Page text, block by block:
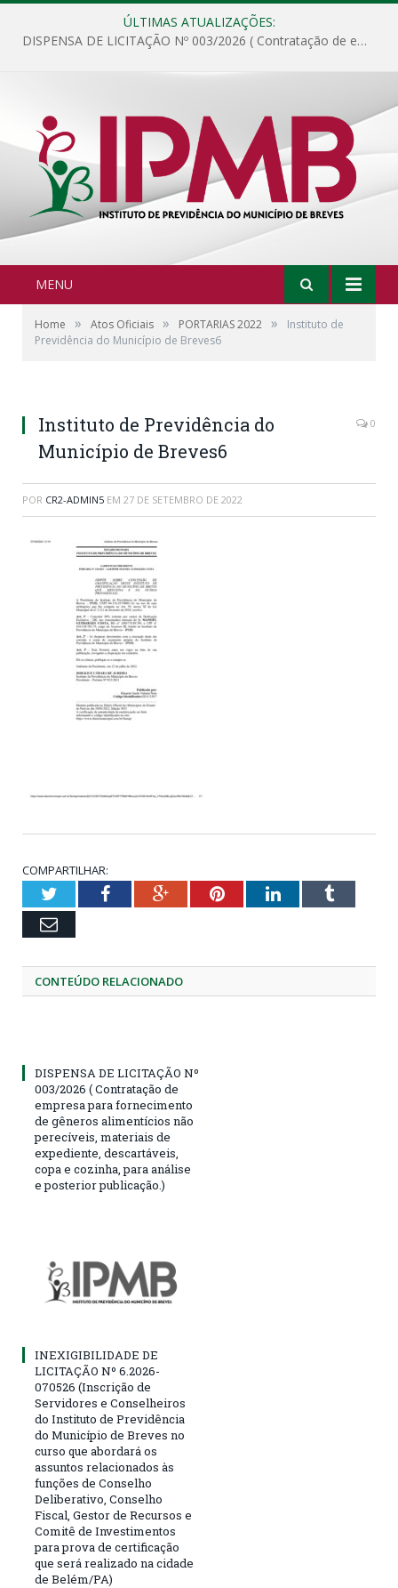
ÚLTIMAS ATUALIZAÇÕES:
DISPENSA DE LICITAÇÃO Nº 003/2026 ( Contratação de empresa para fornecimento de gêneros alimentícios não perecíveis, materiais de expediente, descartáveis, copa e cozinha, para análise e posterior publicação.)
MENU
Home » Atos Oficiais » PORTARIAS 2022 »
Instituto de
Previdência do Município de Breves6
Instituto de Previdência do
Município de Breves6
0
POR CR2-ADMIN5 EM 27 DE SETEMBRO DE 2022
COMPARTILHAR:
TwitterFacebookGoogle+PinterestLinkedInTumblr
Email
CONTEÚDO RELACIONADO
DISPENSA DE LICITAÇÃO Nº
003/2026 ( Contratação de
empresa para fornecimento
de gêneros alimentícios não
perecíveis, materiais de
expediente, descartáveis,
copa e cozinha, para análise
e posterior publicação.)
INEXIGIBILIDADE DE
LICITAÇÃO Nº 6.2026-
070526 (Inscrição de
Servidores e Conselheiros
do Instituto de Previdência
do Município de Breves no
curso que abordará os
assuntos relacionados às
funções de Conselho
Deliberativo, Conselho
Fiscal, Gestor de Recursos e
Comitê de Investimentos
para prova de certificação
que será realizado na cidade
de Belém/PA)